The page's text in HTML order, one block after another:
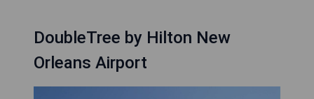
DoubleTree by Hilton New
Orleans Airport